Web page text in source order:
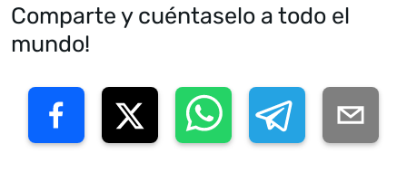
Comparte y cuéntaselo a todo el
mundo!